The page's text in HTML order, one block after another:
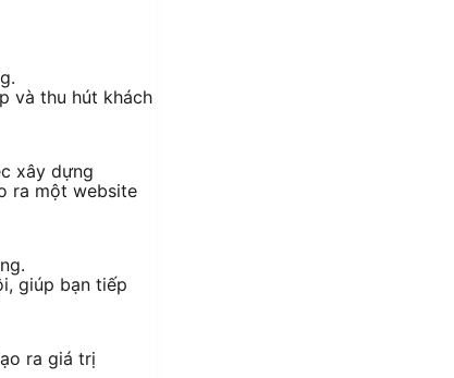
và thu hút khách
xây dựng
ra một website
giúp bạn tiếp
ra giá trị